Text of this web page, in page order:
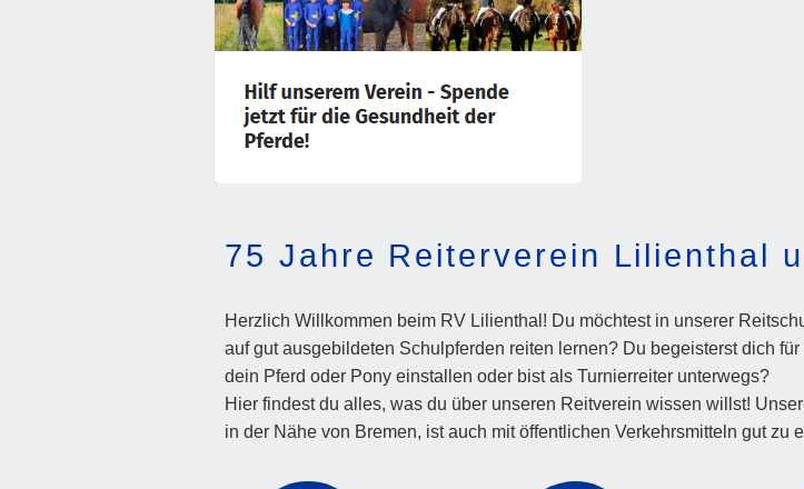
75 Jahre Reiterverein Lilienthal
Herzlich Willkommen beim RV Lilienthal! Du möchtest in unserer
auf gut ausgebildeten Schulpferden reiten lernen? Du begeisterst dich
dein Pferd oder Pony einstallen oder bist als Turnierreiter unterwegs?
Hier findest du alles, was du über unseren Reitverein wissen willst!
in der Nähe von Bremen, ist auch mit öffentlichen Verkehrsmitteln gut zu